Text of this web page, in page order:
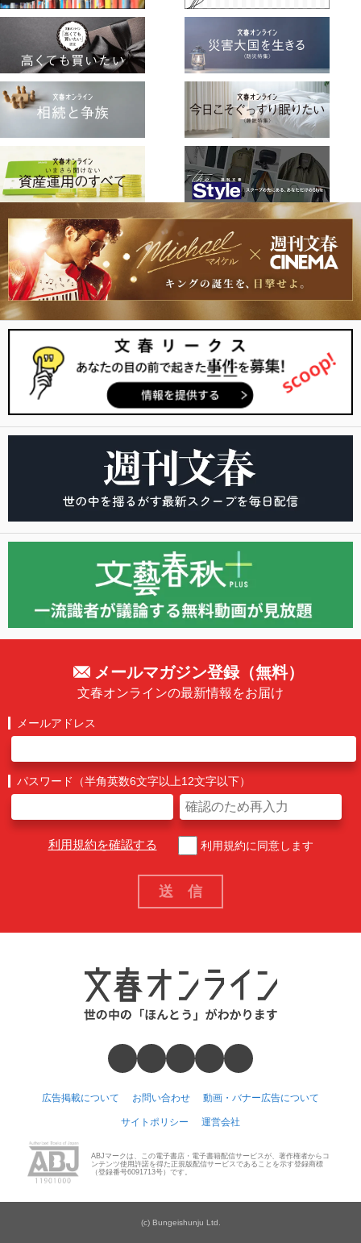
メールマガジン登録（無料）
文春オンラインの最新情報をお届け
メールアドレス
パスワード（半角英数6文字以上12文字以下）
利用規約を確認する 利用規約に同意します
広告掲載について お問い合わせ 動画・バナー広告について
サイトポリシー 運営会社
ABJマークは、この電子書店・電子書籍配信サービスが、著作権者からコ
ンテンツ使用許諾を得た正規版配信サービスであることを示す登録商標
（登録番号6091713号）です。
(c) Bungeishunju Ltd.